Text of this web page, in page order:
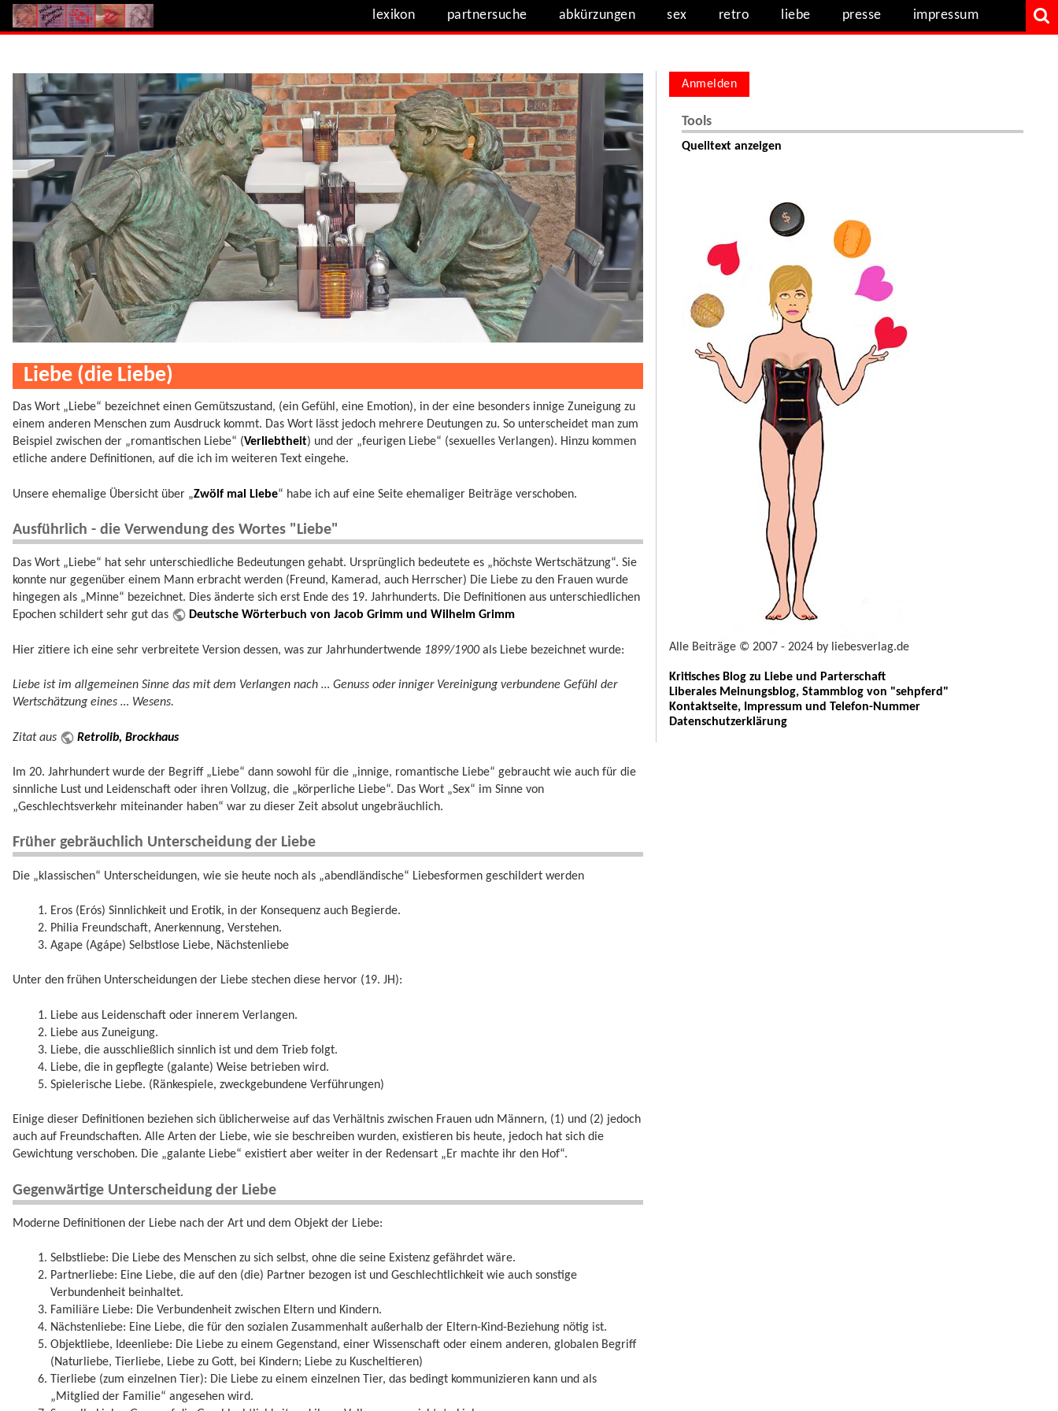
lexikon partnersuche abkürzungen sex retro liebe presse impressum
Liebe (die Liebe)
Das Wort „Liebe“ bezeichnet einen Gemütszustand, (ein Gefühl, eine Emotion), in der eine besonders innige Zuneigung zu
einem anderen Menschen zum Ausdruck kommt. Das Wort lässt jedoch mehrere Deutungen zu. So unterscheidet man zum
Beispiel zwischen der „romantischen Liebe“ (Verliebtheit) und der „feurigen Liebe“ (sexuelles Verlangen). Hinzu kommen
etliche andere Definitionen, auf die ich im weiteren Text eingehe.
Unsere ehemalige Übersicht über „Zwölf mal Liebe“ habe ich auf eine Seite ehemaliger Beiträge verschoben.
Ausführlich - die Verwendung des Wortes "Liebe"
Das Wort „Liebe“ hat sehr unterschiedliche Bedeutungen gehabt. Ursprünglich bedeutete es „höchste Wertschätzung“. Sie
konnte nur gegenüber einem Mann erbracht werden (Freund, Kamerad, auch Herrscher) Die Liebe zu den Frauen wurde
hingegen als „Minne“ bezeichnet. Dies änderte sich erst Ende des 19. Jahrhunderts. Die Definitionen aus unterschiedlichen
Epochen schildert sehr gut das
Deutsche Wörterbuch von Jacob Grimm und Wilhelm Grimm
Hier zitiere ich eine sehr verbreitete Version dessen, was zur Jahrhundertwende 1899/1900als Liebe bezeichnet wurde:
Liebe ist im allgemeinen Sinne das mit dem Verlangen nach … Genuss oder inniger Vereinigung verbundene Gefühl der
Wertschätzung eines … Wesens.
Zitat aus Retrolib, Brockhaus
Im 20. Jahrhundert wurde der Begriff „Liebe“ dann sowohl für die „innige, romantische Liebe“ gebraucht wie auch für die
sinnliche Lust und Leidenschaft oder ihren Vollzug, die „körperliche Liebe“. Das Wort „Sex“ im Sinne von
„Geschlechtsverkehr miteinander haben“ war zu dieser Zeit absolut ungebräuchlich.
Früher gebräuchlich Unterscheidung der Liebe
Die „klassischen“ Unterscheidungen, wie sie heute noch als „abendländische“ Liebesformen geschildert werden
Eros (Erós) Sinnlichkeit und Erotik, in der Konsequenz auch Begierde.
Philia Freundschaft, Anerkennung, Verstehen.
Agape (Agápe) Selbstlose Liebe, Nächstenliebe
Unter den frühen Unterscheidungen der Liebe stechen diese hervor (19. JH):
Liebe aus Leidenschaft oder innerem Verlangen.
Liebe aus Zuneigung.
Liebe, die ausschließlich sinnlich ist und dem Trieb folgt.
Liebe, die in gepflegte (galante) Weise betrieben wird.
Spielerische Liebe. (Ränkespiele, zweckgebundene Verführungen)
Einige dieser Definitionen beziehen sich üblicherweise auf das Verhältnis zwischen Frauen udn Männern, (1) und (2) jedoch
auch auf Freundschaften. Alle Arten der Liebe, wie sie beschreiben wurden, existieren bis heute, jedoch hat sich die
Gewichtung verschoben. Die „galante Liebe“ existiert aber weiter in der Redensart „Er machte ihr den Hof“.
Gegenwärtige Unterscheidung der Liebe
Moderne Definitionen der Liebe nach der Art und dem Objekt der Liebe:
Selbstliebe: Die Liebe des Menschen zu sich selbst, ohne die seine Existenz gefährdet wäre.
Partnerliebe: Eine Liebe, die auf den (die) Partner bezogen ist und Geschlechtlichkeit wie auch sonstige
Verbundenheit beinhaltet.
Familiäre Liebe: Die Verbundenheit zwischen Eltern und Kindern.
Nächstenliebe: Eine Liebe, die für den sozialen Zusammenhalt außerhalb der Eltern-Kind-Beziehung nötig ist.
Objektliebe, Ideenliebe: Die Liebe zu einem Gegenstand, einer Wissenschaft oder einem anderen, globalen Begriff
(Naturliebe, Tierliebe, Liebe zu Gott, bei Kindern; Liebe zu Kuscheltieren)
Tierliebe (zum einzelnen Tier): Die Liebe zu einem einzelnen Tier, das bedingt kommunizieren kann und als
„Mitglied der Familie“ angesehen wird.
Anmelden
Tools
Quelltext anzeigen
Alle Beiträge © 2007 - 2024 by liebesverlag.de
Kritisches Blog zu Liebe und Parterschaft
Liberales Meinungsblog, Stammblog von "sehpferd"
Kontaktseite, Impressum und Telefon-Nummer
Datenschutzerklärung